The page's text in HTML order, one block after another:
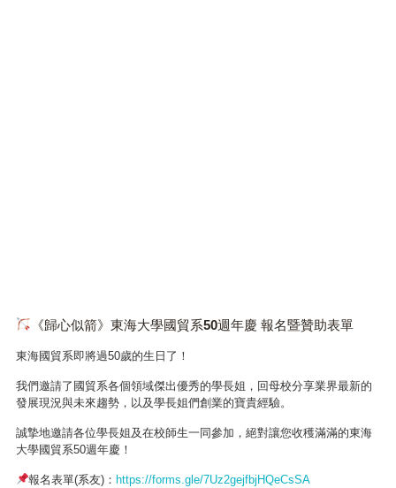
《歸心似箭》東海大學國貿系50週年慶 報名暨贊助表單
東海國貿系即將過50歲的生日了！
我們邀請了國貿系各個領域傑出優秀的學長姐，回母校分享業界最新的
發展現況與未來趨勢，以及學長姐們創業的寶貴經驗。
誠摯地邀請各位學長姐及在校師生一同參加，絕對讓您收穫滿滿的東海
大學國貿系50週年慶！
報名表單(系友)： https://forms.gle/7Uz2gejfbjHQeCsSA